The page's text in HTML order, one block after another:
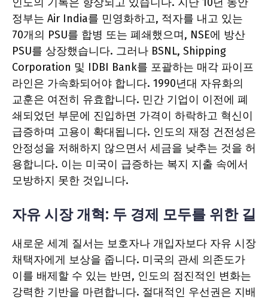
정부는 Air India를 민영화하고, 적자를 내고 있는
70개의 PSU를 합병 또는 폐쇄했으며, NSE에 방산
PSU를 상장했습니다. 그러나 BSNL, Shipping
Corporation 및 IDBI Bank를 포괄하는 매각 파이프
라인은 가속화되어야 합니다. 1990년대 자유화의
교훈은 여전히 ​​유효합니다. 민간 ​​기업이 이전에 폐
쇄되었던 부문에 진입하면 가격이 하락하고 혁신이
급증하며 고용이 확대됩니다. 인도의 재정 건전성은
안정성을 저해하지 않으면서 세금을 낮추는 것을 허
용합니다. 이는 미국이 급증하는 복지 지출 속에서
모방하지 못한 것입니다.
자유 시장 개혁: 두 경제 모두를 위한 길
새로운 세계 질서는 보호자나 개입자보다 자유 시장
채택자에게 보상을 줍니다. 미국의 관세 의존도가
이를 배제할 수 있는 반면, 인도의 점진적인 변화는
강력한 기반을 마련합니다. 절대적인 우선권은 지배